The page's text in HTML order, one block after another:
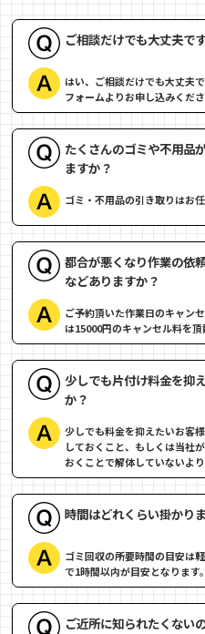
ご相談だけでも大丈夫で
はい、ご相談だけでも大丈夫
フォームよりお申し込みくださ
たくさんのゴミや不用品
ますか？
ゴミ・不用品の引き取りはお
都合が悪くなり作業の依
などありますか？
ご予約頂いた作業日のキャン
は15000円のキャンセル料を頂
少しでも片付け料金を抑
か？
少しでも料金を抑えたいお客
しておくこと、もしくは当社
おくことで解体していないよ
時間はどれくらい掛かり
ゴミ回収の所要時間の目安は
で1時間以内が目安となります。
ご近所に知られたくない